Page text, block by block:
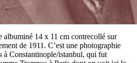
albuminé 14 x 11 cm contrecollé sur
de 1911. C’est une photographie
à Constantinople/istanbul, qui fut